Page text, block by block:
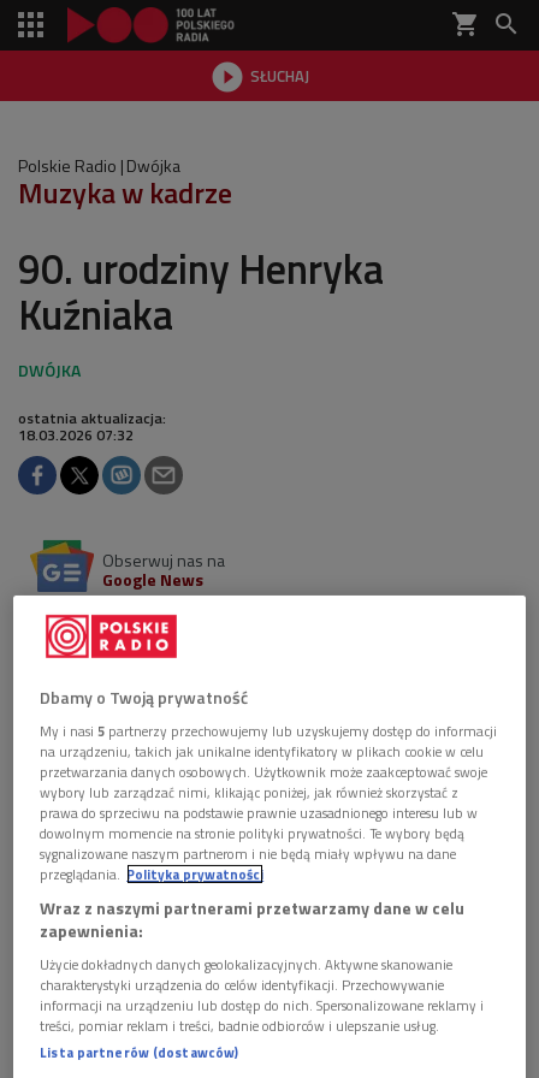
shopping_cart 
 SŁUCHAJ

Polskie Radio Dwójka
Muzyka w kadrze
90. urodziny Henryka
Kuźniaka
ostatnia aktualizacja:
18.03.2026 07:32
Obserwuj nas na
Google News
Henryk Kuźniak, jeden z najważniejszych polskich
kompozytorów muzyki filmowej, kończy 90. lat! Z
17 marca, w "Muzyce w kadrze" przedstawimy wybór
jego kompozycji.
Dbamy o Twoją prywatność
My i nasi5 partnerzy przechowujemy lub uzyskujemy dostęp do informacji
na urządzeniu, takich jak unikalne identyfikatory w plikach cookie w celu
przetwarzania danych osobowych. Użytkownik może zaakceptować swoje
wybory lub zarządzać nimi, klikając poniżej, jak również skorzystać z
prawa do sprzeciwu na podstawie prawnie uzasadnionego interesu lub w
dowolnym momencie na stronie polityki prywatności. Te wybory będą
sygnalizowane naszym partnerom i nie będą miały wpływu na dane
przeglądania. Polityka prywatności
Wraz z naszymi partnerami przetwarzamy dane w celu
zapewnienia:
Użycie dokładnych danych geolokalizacyjnych. Aktywne skanowanie
charakterystyki urządzenia do celów identyfikacji. Przechowywanie
informacji na urządzeniu lub dostęp do nich. Spersonalizowane reklamy i
treści, pomiar reklam i treści, badnie odbiorców i ulepszanie usług.
Lista partnerów (dostawców)